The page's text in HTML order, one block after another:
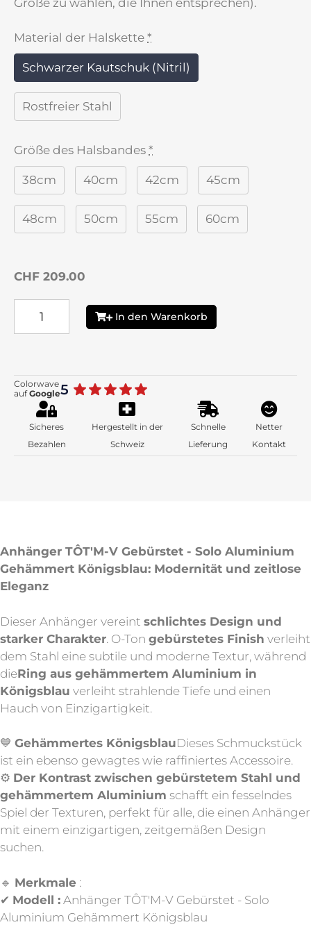
Größe zu wählen, die Ihnen entsprechen).
Material der Halskette *
Schwarzer Kautschuk (Nitril)
Rostfreier Stahl
Größe des Halsbandes *
38cm 40cm 42cm 45cm
48cm 50cm 55cm 60cm
CHF 209.00
In den Warenkorb
Colorwave
aufGoogle5
Sicheres
Bezahlen
Hergestellt in der
Schweiz
Schnelle
Lieferung
Netter
Kontakt
Anhänger TÔT'M-V Gebürstet - Solo Aluminium
Gehämmert Königsblau: Modernität und zeitlose
Eleganz
Dieser Anhänger vereint schlichtes Design und
starker Charakter. O-Ton gebürstetes Finish verleiht
dem Stahl eine subtile und moderne Textur, während
dieRing aus gehämmertem Aluminium in
Königsblau verleiht strahlende Tiefe und einen
Hauch von Einzigartigkeit.
💙 Gehämmertes KönigsblauDieses Schmuckstück
ist ein ebenso gewagtes wie raffiniertes Accessoire.
⚙️ Der Kontrast zwischen gebürstetem Stahl und
gehämmertem Aluminium schafft ein fesselndes
Spiel der Texturen, perfekt für alle, die einen Anhänger
mit einem einzigartigen, zeitgemäßen Design
suchen.
🔹 Merkmale :
✔ Modell : Anhänger TÔT'M-V Gebürstet - Solo
Aluminium Gehämmert Königsblau